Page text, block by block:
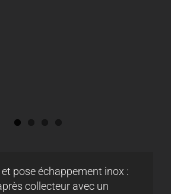
pose échappement inox :
collecteur avec un